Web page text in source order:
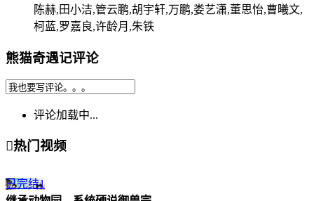
陈赫,田小洁,管云鹏,胡宇轩,万鹏,娄艺潇,董思怡,曹曦文,
柯蓝,罗嘉良,许龄月,朱铁
熊猫奇遇记评论
评论加载中...
热门视频
已完结1